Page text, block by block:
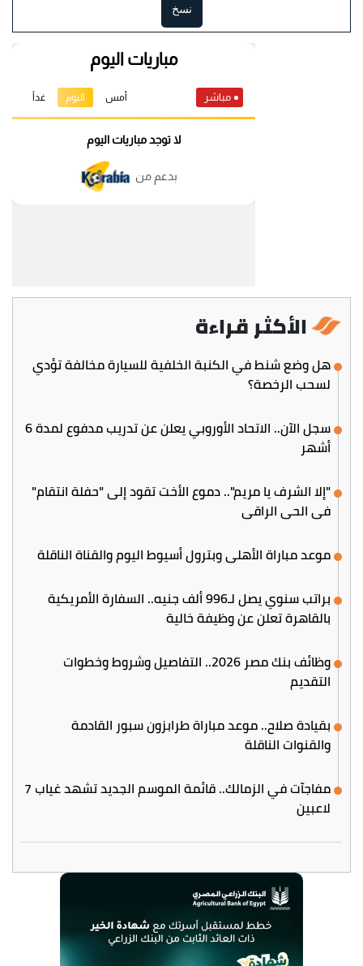
نسخ
الأكثر قراءة
هل وضع شنط في الكنبة الخلفية للسيارة مخالفة تؤدي
لسحب الرخصة؟
سجل الآن.. الاتحاد الأوروبي يعلن عن تدريب مدفوع لمدة 6
أشهر
"إلا الشرف يا مريم".. دموع الأخت تقود إلى "حفلة انتقام"
في الحي الراقي
موعد مباراة الأهلي وبترول أسيوط اليوم والقناة الناقلة
براتب سنوي يصل لـ996 ألف جنيه.. السفارة الأمريكية
بالقاهرة تعلن عن وظيفة خالية
وظائف بنك مصر 2026.. التفاصيل وشروط وخطوات
التقديم
بقيادة صلاح.. موعد مباراة طرابزون سبور القادمة
والقنوات الناقلة
مفاجآت في الزمالك.. قائمة الموسم الجديد تشهد غياب 7
لاعبين